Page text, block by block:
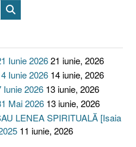
Iunie 202621 iunie, 2026
Iunie 2026 14 iunie, 2026
Iunie 2026 13 iunie, 2026
Mai 2026 13 iunie, 2026
LENEA SPIRITUALĂ [Isaia
11 iunie, 2026